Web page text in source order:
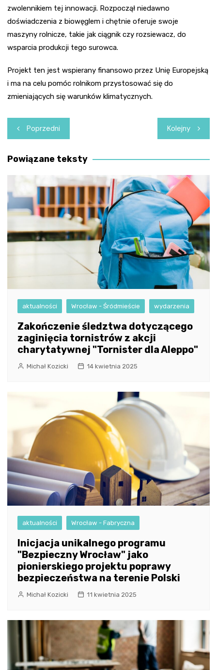
zwolennikiem tej innowacji. Rozpoczął niedawno
doświadczenia z biowęglem i chętnie oferuje swoje
maszyny rolnicze, takie jak ciągnik czy rozsiewacz, do
wsparcia produkcji tego surowca.
Projekt ten jest wspierany finansowo przez Unię Europejską
i ma na celu pomóc rolnikom przystosować się do
zmieniających się warunków klimatycznych.
Nawigacja
wpisu
Poprzedni Kolejny
Powiązane teksty
aktualności Wrocław - Śródmieście wydarzenia
Zakończenie śledztwa dotyczącego
zaginięcia tornistrów z akcji
charytatywnej "Tornister dla Aleppo"
Michał Kozicki 14 kwietnia 2025
aktualności Wrocław - Fabryczna
Inicjacja unikalnego programu
"Bezpieczny Wrocław" jako
pionierskiego projektu poprawy
bezpieczeństwa na terenie Polski
Michał Kozicki 11 kwietnia 2025